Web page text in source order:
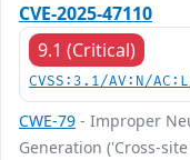
CVE-2025-47110
9.1 (Critical)
CVSS:3.1/AV:N/
CWE-79 - Improper
Generation ('Cross-